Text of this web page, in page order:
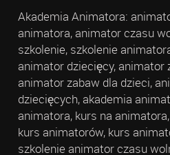
Akademia Animatora:
animatora, animator czasu
szkolenie, szkolenie
animator dziecięcy, animator
animator zabaw dla dzieci,
dziecięcych, akademia
animatora, kurs na
kurs animatorów, kurs
szkolenie animator czasu